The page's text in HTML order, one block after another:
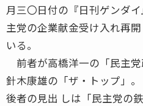
月三〇日付の『日刊ゲンダ
主党の企業献金受け入れ再
いる。
前者が高橋洋一の「民主
針木康雄の「ザ・トップ」。
後者の見出 しは「民主党の